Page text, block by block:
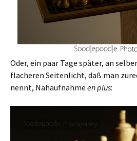
Oder, ein paar Tage später, an
flacheren Seitenlicht, daß man
nennt, Nahaufnahme en plus: